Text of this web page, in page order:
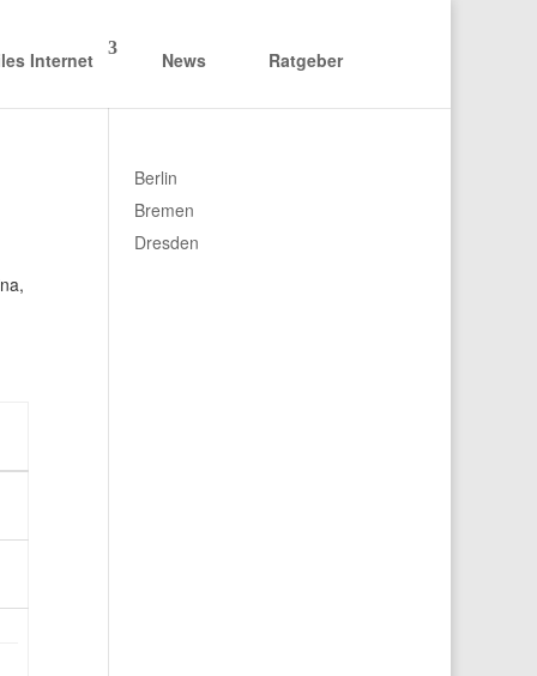
Internet News Ratgeber
Berlin
Bremen
Dresden